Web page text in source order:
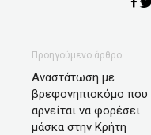
Προηγούμενο άρθρο
Αναστάτωση με
βρεφονηπιοκόμο που
αρνείται να φορέσει
μάσκα στην Κρήτη